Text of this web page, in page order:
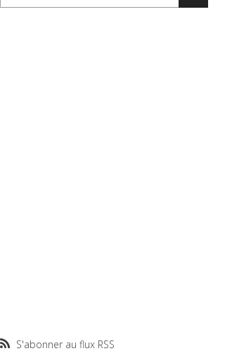
S'abonner au flux RSS